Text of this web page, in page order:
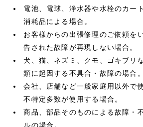
電池、電球、浄水器や水栓のカー
消耗品による場合。
お客様からの出張修理のご依頼を
告された故障が再現しない場合。
犬、猫、ネズミ、クモ、ゴキブリ
類に起因する不具合・故障の場合。
会社、店舗など一般家庭用以外で
不特定多数が使用する場合。
商品、部品そのものによる故障・
ルの場合。